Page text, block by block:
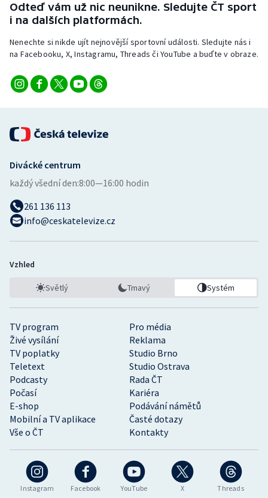
Veslování
Vodní slalom
Volejbal
Odteď vám už nic neunikne. Sledujte ČT sport
i na dalších platformách.
Nenechte si nikde ujít nejnovější sportovní události. Sledujte nás i
na Facebooku, X, Instagramu, Threads či YouTube a buďte v obraze.
Instagram Facebook YouTube X Threads
TV program
Pro média
Živé vysílání
Reklama
TV poplatky
Studio Brno
Teletext
Studio Ostrava
Podcasty
Rada ČT
Počasí
Kariéra
E-shop
Podávání námětů
Mobilní a TV aplikace
Časté dotazy
Vše o ČT
Kontakty
Divácké centrum
každý všední den:8:00—16:00 hodin
261 136 113
info@ceskatelevize.cz
Vzhled
Světlý Tmavý Systém